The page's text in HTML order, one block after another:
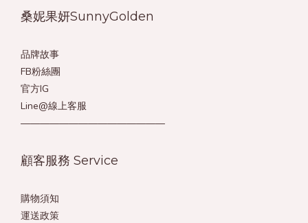
桑妮果妍SunnyGolden
品牌故事
FB粉絲團
官方IG
Line@線上客服
———————————————
顧客服務 Service
購物須知
運送政策